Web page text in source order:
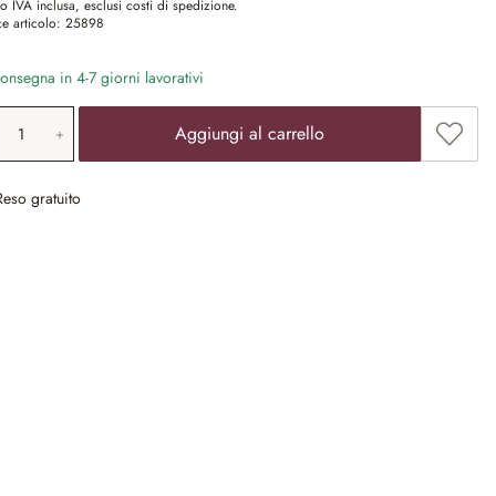
IVA inclusa, esclusi costi di spedizione.
articolo:25898
in 4-7 giorni lavorativi
prodotto: inserisci il valore
Aggiungi al carrello
gratuito